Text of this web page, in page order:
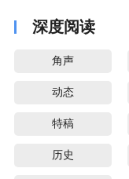
深度阅读
角声
动态
特稿
历史